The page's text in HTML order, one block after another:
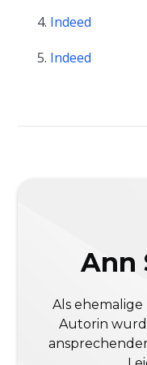
Indeed
Indeed
Ann
Als
Autorin